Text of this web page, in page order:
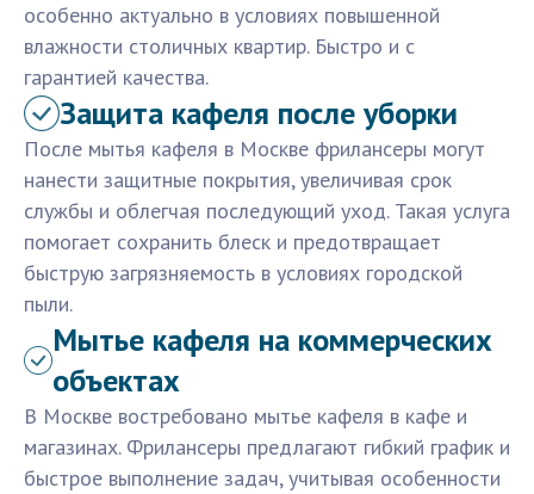
особенно актуально в условиях повышенной
влажности столичных квартир. Быстро и с
гарантией качества.
Защита кафеля после уборки
После мытья кафеля в Москве фрилансеры могут
нанести защитные покрытия, увеличивая срок
службы и облегчая последующий уход. Такая услуга
помогает сохранить блеск и предотвращает
быструю загрязняемость в условиях городской
пыли.
Мытье кафеля на коммерческих
объектах
В Москве востребовано мытье кафеля в кафе и
магазинах. Фрилансеры предлагают гибкий график и
быстрое выполнение задач, учитывая особенности